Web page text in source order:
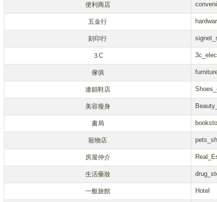
便利商店
五金行
刻印行
３C
傢俱
連鎖鞋店
美容瘦身
書局
寵物店
房屋仲介
生活藥妝
一般旅館 Hotel